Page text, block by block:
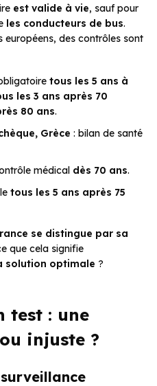
est valide à vie, sauf pour
les conducteurs de bus.
européens, des contrôles sont
tous les 5 ans à
les 3 ans après 70
80 ans.
Grèce : bilan de santé
médical dès 70 ans.
tous les 5 ans après 75
se distingue par sa
que cela signifie
solution optimale ?
test : une
injuste ?
surveillance